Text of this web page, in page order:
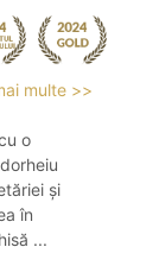
multe >>
o
și
în
...